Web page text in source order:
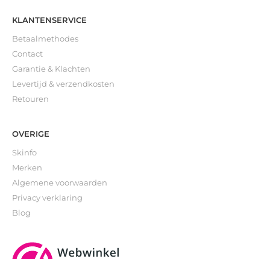
KLANTENSERVICE
Betaalmethodes
Contact
Garantie & Klachten
Levertijd & verzendkosten
Retouren
OVERIGE
Skinfo
Merken
Algemene voorwaarden
Privacy verklaring
Blog